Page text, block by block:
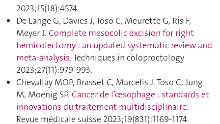
2023;15(18):4574.
De Lange G, Davies J, Toso C, Meurette G, Ris F,
Meyer J. Complete mesocolic excision for right
hemicolectomy : an updated systematic review and
meta-analysis. Techniques in coloproctology
2023;27(11):979‑993.
Chevallay MOP, Brasset C, Marcelis J, Toso C, Jung
M, Moenig SP. Cancer de l’œsophage : standards et
innovations du traitement multidisciplinaire.
Revue médicale suisse 2023;19(831):1169‑1174.